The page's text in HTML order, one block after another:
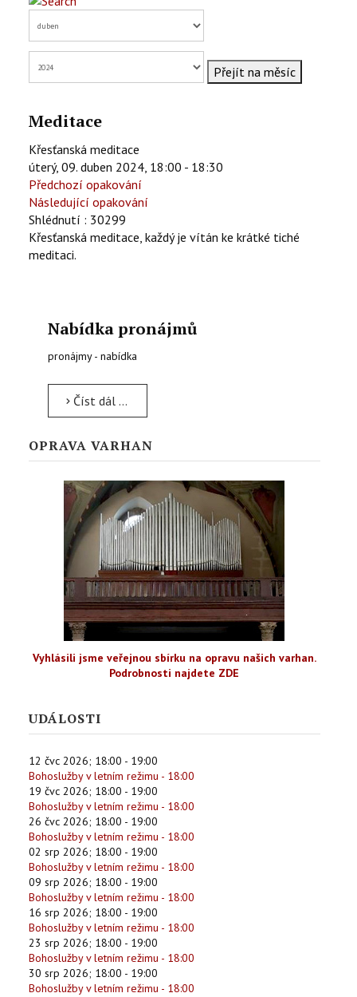
KONTAKTY
EN
Přejít na měsíc
Meditace
Křesťanská meditace
úterý, 09. duben 2024, 18:00 - 18:30
Předchozí opakování
Následující opakování
Shlédnutí : 30299
Křesťanská meditace, každý je vítán ke krátké tiché
meditaci.
Nabídka pronájmů
pronájmy - nabídka
Číst dál …
OPRAVA VARHAN
Vyhlásili jsme veřejnou sbírku na opravu našich varhan.
Podrobnosti najdete ZDE
UDÁLOSTI
12 čvc 2026; 18:00 - 19:00
Bohoslužby v letním režimu - 18:00
19 čvc 2026; 18:00 - 19:00
Bohoslužby v letním režimu - 18:00
26 čvc 2026; 18:00 - 19:00
Bohoslužby v letním režimu - 18:00
02 srp 2026; 18:00 - 19:00
Bohoslužby v letním režimu - 18:00
09 srp 2026; 18:00 - 19:00
Bohoslužby v letním režimu - 18:00
16 srp 2026; 18:00 - 19:00
Bohoslužby v letním režimu - 18:00
23 srp 2026; 18:00 - 19:00
Bohoslužby v letním režimu - 18:00
30 srp 2026; 18:00 - 19:00
Bohoslužby v letním režimu - 18:00